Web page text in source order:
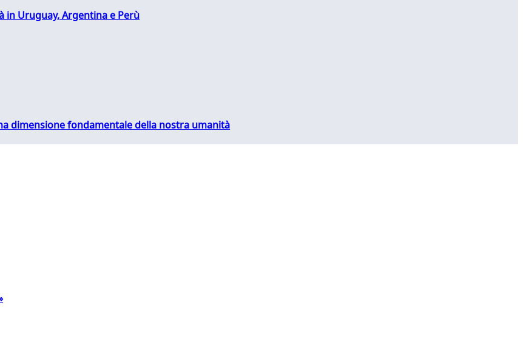
in Uruguay, Argentina e Perù
dimensione fondamentale della nostra umanità